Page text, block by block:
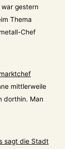
war gestern
Thema
Chef
mittlerweile
dorthin. Man
sagt die Stadt